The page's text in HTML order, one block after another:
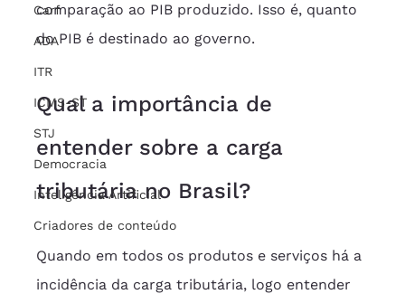
Carf
ADA
ITR
ICMS-ST
STJ
Democracia
Inteligência Artificial
Criadores de conteúdo
comparação ao PIB produzido. Isso é, quanto
do PIB é destinado ao governo.
Qual a importância de
entender sobre a carga
tributária no Brasil?
Quando em todos os produtos e serviços há a
incidência da carga tributária, logo entender